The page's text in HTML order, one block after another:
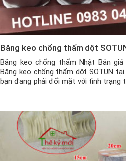
Băng keo chống thấm dột
Băng keo chống thấm Nhật Bản
Băng keo chống thấm dột SOTUN tại
bạn đang phải đối mặt với tình trạng